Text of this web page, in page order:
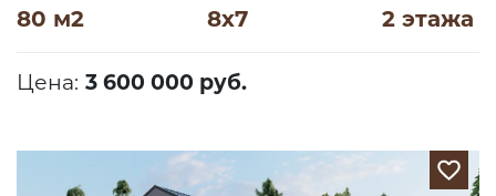
80 м2 8х7 2 этажа
Цена: 3 600 000 руб.